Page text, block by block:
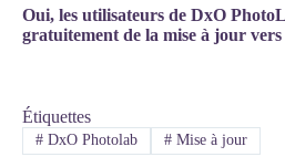
Oui, les utilisateurs de DxO
gratuitement de la mise à jour
Étiquettes
#DxO Photolab #Mise à jour